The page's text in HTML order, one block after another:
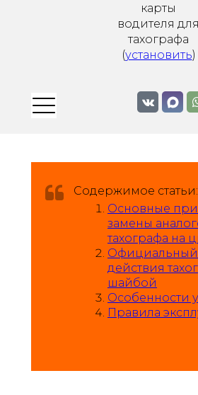
карты
водителя для
тахографа
(установить)
Содержимое статьи:
Основные
замены
тахографа на
Официальный
действия
шайбой
Особенности
Правила